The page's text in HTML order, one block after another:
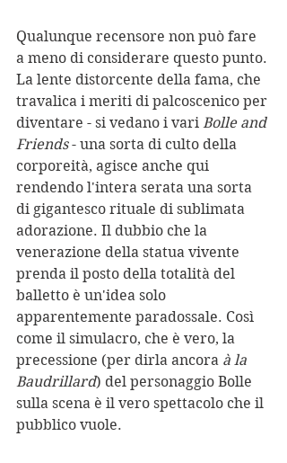
Qualunque recensore non può fare
a meno di considerare questo punto.
La lente distorcente della fama, che
travalica i meriti di palcoscenico per
diventare - si vedano i vari Bolle and
Friends - una sorta di culto della
corporeità, agisce anche qui
rendendo l'intera serata una sorta
di gigantesco rituale di sublimata
adorazione. Il dubbio che la
venerazione della statua vivente
prenda il posto della totalità del
balletto è un'idea solo
apparentemente paradossale. Così
come il simulacro, che è vero, la
precessione (per dirla ancora à la
Baudrillard) del personaggio Bolle
sulla scena è il vero spettacolo che il
pubblico vuole.